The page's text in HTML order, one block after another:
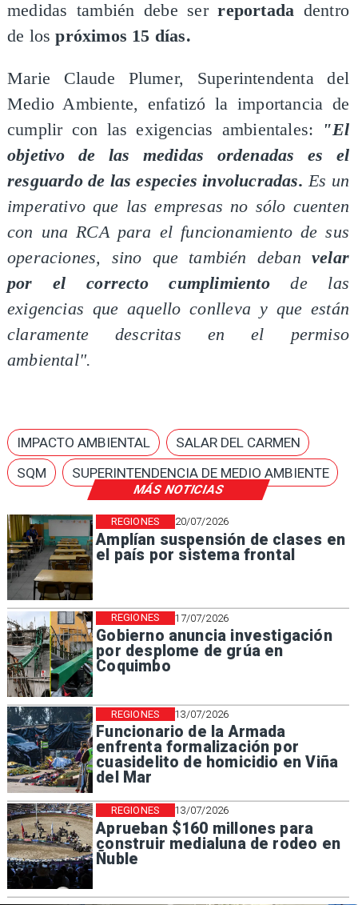
MÁS NOTICIAS
20/07/2026
Amplían suspensión de clases en
el país por sistema frontal
REGIONES
17/07/2026
Gobierno anuncia investigación
por desplome de grúa en
Coquimbo
REGIONES
13/07/2026
Funcionario de la Armada
enfrenta formalización por
cuasidelito de homicidio en Viña
del Mar
REGIONES
13/07/2026
Aprueban $160 millones para
construir medialuna de rodeo en
Ñuble
REGIONES
medidas también debe serreportada dentro
de lospróximos 15 días.
Marie Claude Plumer, Superintendenta del
Medio Ambiente, enfatizó la importancia de
cumplir con las exigencias ambientales:
"El
objetivo de las medidas ordenadas es el
resguardo de las especies involucradas.Es un
imperativo que las empresas no sólo cuenten
con una RCA para el funcionamiento de sus
operaciones, sino que también debanvelar
por el correcto cumplimientode las
exigencias que aquello conlleva y que están
claramente descritas en el permiso
ambiental".
IMPACTO AMBIENTAL
SALAR DEL CARMEN
SQM
SUPERINTENDENCIA DE MEDIO AMBIENTE